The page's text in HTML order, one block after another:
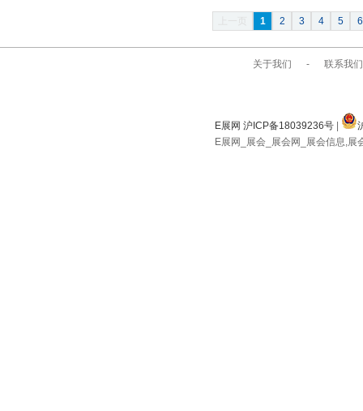
1 2 3 4 5 6
关于我们 - 联系我们
E展网 沪ICP备18039236号
E展网_展会_展会网_展会信息,展